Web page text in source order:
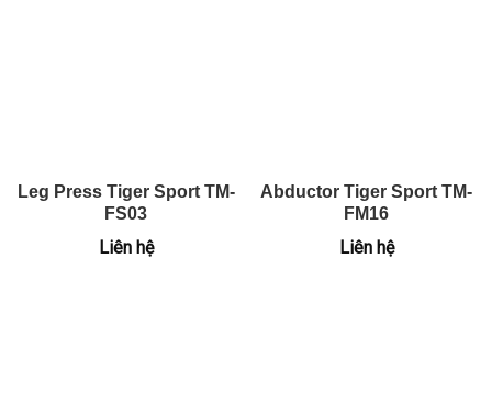
Leg Press Tiger Sport TM-
FS03
Liên hệ
Abductor Tiger Sport TM-
FM16
Liên hệ